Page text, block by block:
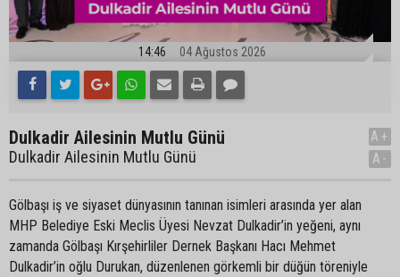
14:46 04 Ağustos 2026
Dulkadir Ailesinin Mutlu Günü
Dulkadir Ailesinin Mutlu Günü
A+
A-
Gölbaşı iş ve siyaset dünyasının tanınan isimleri arasında yer alan
MHP Belediye Eski Meclis Üyesi Nevzat Dulkadir’in yeğeni, aynı
zamanda Gölbaşı Kırşehirliler Dernek Başkanı Hacı Mehmet
Dulkadir’in oğlu Durukan, düzenlenen görkemli bir düğün töreniyle